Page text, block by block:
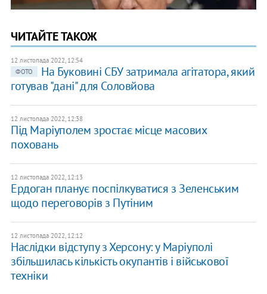
ЧИТАЙТЕ ТАКОЖ
12 листопада 2022, 12:54
ФОТО
На Буковині СБУ затримала агітатора, який
готував "дані" для Соловйова
12 листопада 2022, 12:38
Під Маріуполем зростає місце масових
поховань
12 листопада 2022, 12:13
Ердоган планує поспілкуватися з Зеленським
щодо переговорів з Путіним
12 листопада 2022, 12:12
Наслідки відступу з Херсону: у Маріуполі
збільшилась кількість окупантів і військової
техніки